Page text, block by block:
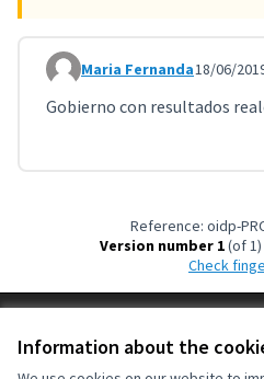
Information about the
Comment 749
Maria Fernanda18/06/
Gobierno con resultados
Reference: oidp-
Version number 1(of 1)
Check
Cookie settings
OIDP at Facebook
OIDP at YouTube